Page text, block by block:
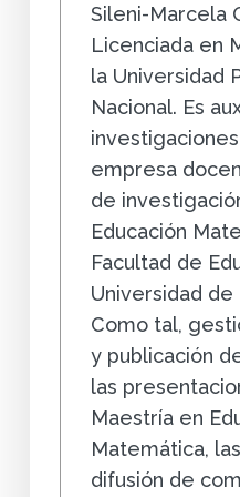
Sileni-Marcela
Licenciada en
la Universidad
Nacional. Es
empresa
de
Educación
Facultad de
Universidad
Como tal,
y publicación
las
Maestría en
Matemática,
difusión de